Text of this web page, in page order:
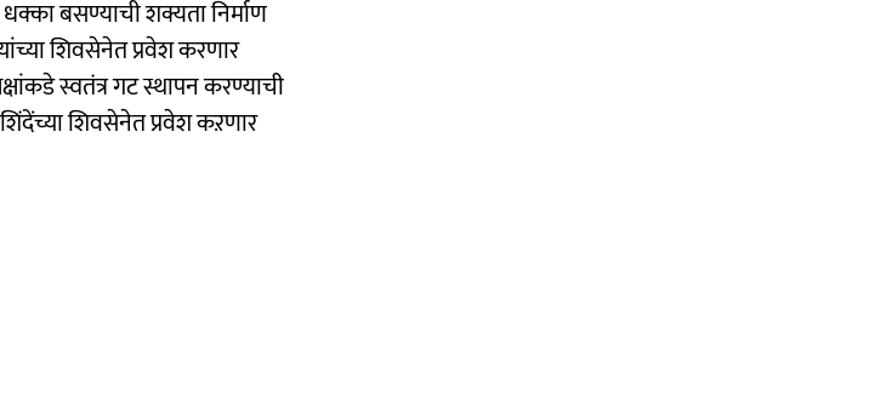
बसण्याची शक्यता निर्माण
शिवसेनेत प्रवेश करणार
स्वतंत्र गट स्थापन करण्याची
शिवसेनेत प्रवेश कऱणार